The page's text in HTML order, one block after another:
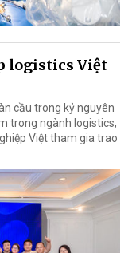
logistics Việt
cầu trong kỷ nguyên
trong ngành logistics,
Việt tham gia trao